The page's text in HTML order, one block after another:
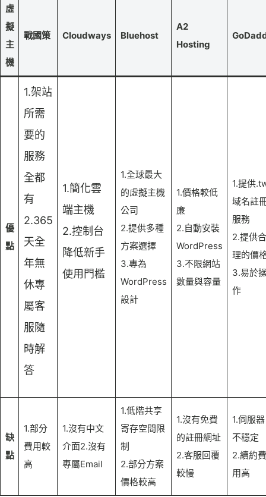
虛
擬
主
機
戰國策 Cloudways Bluehost
A2
Hosting
優
點
1.架站
所需
要的
服務
全都
有
2.365
天全
年無
休專
屬客
服隨
時解
答
1.簡化雲
端主機
2.控制台
降低新手
使用門檻
1.全球最大
的虛擬主機
公司
2.提供多種
方案選擇
3.專為
WordPress
設計
1.價格較低
廉
2.自動安裝
WordPress
3.不限網站
數量與容量
1.提供
域名註
服務
2.提供合
理的價
3.易於
作
缺
點
1.部分
費用較
高
1.沒有中文
介面2.沒有
專屬Email
1.低階共享
寄存空間限
制
2.部分方案
價格較高
1.沒有免費
的註冊網址
2.客服回覆
較慢
1.伺服器
不穩定
2.續約費
用高